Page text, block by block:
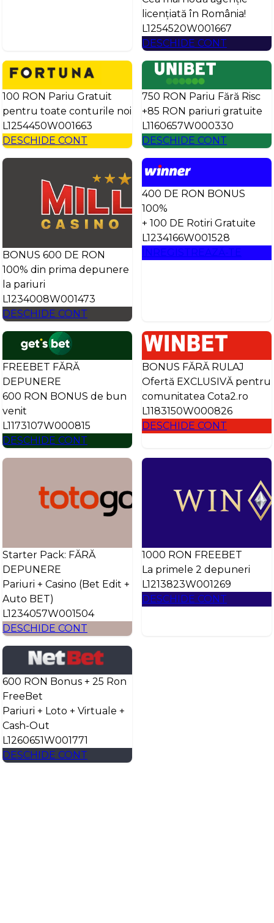
licențiată în România!
L1254520W001667
DESCHIDE CONT
100 RON Pariu Gratuit
pentru toate conturile noi
L1254450W001663
DESCHIDE CONT
750 RON Pariu Fără Risc
+85 RON pariuri gratuite
L1160657W000330
DESCHIDE CONT
BONUS 600 DE RON
100% din prima depunere
la pariuri
L1234008W001473
DESCHIDE CONT
400 DE RON BONUS
100%
+ 100 DE Rotiri Gratuite
L1234166W001528
ÎNREGISTREAZĂ-TE
FREEBET FĂRĂ
DEPUNERE
600 RON BONUS de bun
venit
L1173107W000815
DESCHIDE CONT
BONUS FĂRĂ RULAJ
Ofertă EXCLUSIVĂ pentru
comunitatea Cota2.ro
L1183150W000826
DESCHIDE CONT
Starter Pack: FĂRĂ
DEPUNERE
Pariuri + Casino (Bet Edit +
Auto BET)
L1234057W001504
DESCHIDE CONT
1000 RON FREEBET
La primele 2 depuneri
L1213823W001269
DESCHIDE CONT
600 RON Bonus + 25 Ron
FreeBet
Pariuri + Loto + Virtuale +
Cash-Out
L1260651W001771
DESCHIDE CONT